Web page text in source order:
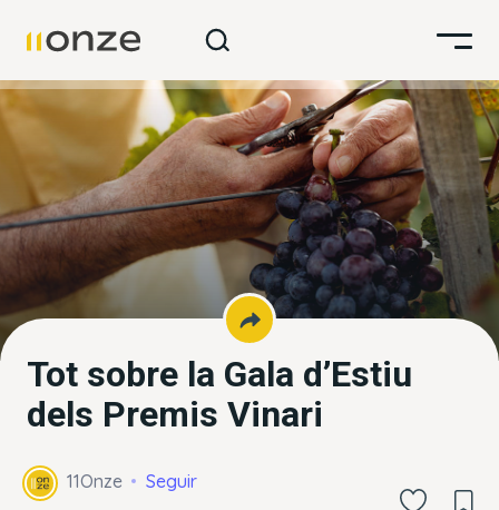
Tot sobre la Gala d’Estiu
dels Premis Vinari
11Onze
Seguir